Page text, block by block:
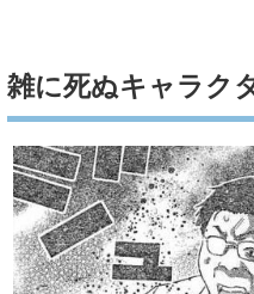
雑に死ぬキャラク